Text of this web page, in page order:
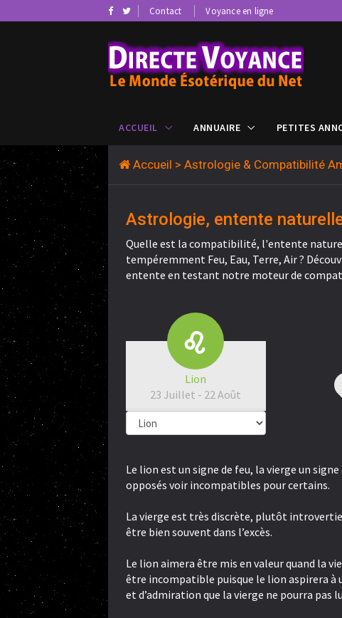
Contact Voyance en ligne
ACCUEIL ANNUAIRE PETITES
Accueil > Astrologie & Compatibilité
Astrologie, entente
Quelle est la compatibilité, l'entente
tempéremment Feu, Eau, Terre, Air ?
entente en testant notre moteur de
Lion
23 Juillet - 22 Août
Le lion est un signe de feu, la vierge un
opposés voir incompatibles pour certains.
La vierge est très discrète, plutôt
être bien souvent dans l’excès.
Le lion aimera être mis en valeur quand la
être incompatible puisque le lion aspirera à
et d’admiration que la vierge ne pourra pas